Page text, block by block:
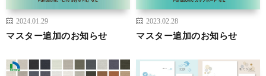
2024.01.29
マスター追加のお知らせ
2023.02.28
マスター追加のお知らせ